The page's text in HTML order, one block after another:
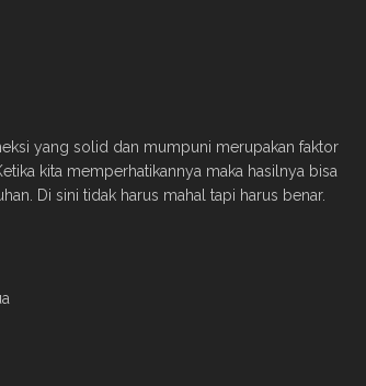
yang solid dan mumpuni merupakan faktor
kita memperhatikannya maka hasilnya bisa
Di sini tidak harus mahal tapi harus benar.